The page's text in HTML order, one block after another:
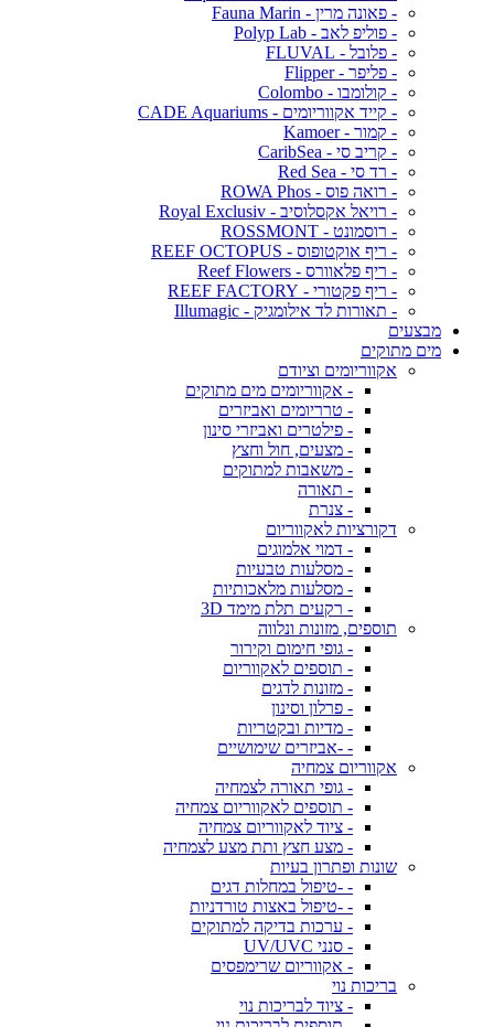
- פאונה מרין - Fauna Marin
- פוליפ לאב - Polyp Lab
- פלובל - FLUVAL
- פליפר - Flipper
- קולומבו - Colombo
- קייד אקווריומים - CADE Aquariums
- קמור - Kamoer
- קריב סי - CaribSea
- רד סי - Red Sea
- רואה פוס - ROWA Phos
- רויאל אקסלוסיב - Royal Exclusiv
- רוסמונט - ROSSMONT
- ריף אוקטופוס - REEF OCTOPUS
- ריף פלאוורס - Reef Flowers
- ריף פקטורי - REEF FACTORY
- תאורות לד אילומגיק - Illumagic
מבצעים
מים מתוקים
אקווריומים וציודם
- אקווריומים מים מתוקים
- טרריומים ואביזרים
- פילטרים ואביזרי סינון
- מצעים, חול וחצץ
- משאבות למתוקים
- תאורה
- צנרת
דקורציות לאקווריום
- דמוי אלמוגים
- מסלעות טבעיות
- מסלעות מלאכותיות
- רקעים תלת מימד 3D
תוספים, מזונות ונלווה
- גופי חימום וקירור
- תוספים לאקווריום
- מזונות לדגים
- פרלון וסינון
- מדיות ובקטריות
- -אביזרים שימושיים
אקווריום צמחיה
- גופי תאורה לצמחיה
- תוספים לאקווריום צמחיה
- ציוד לאקווריום צמחיה
- מצע חצץ ותת מצע לצמחיה
שונות ופתרון בעיות
- -טיפול במחלות דגים
- -טיפול באצות טורדניות
- ערכות בדיקה למתוקים
- סנני UV/UVC
- אקווריום שרימפסים
בריכות נוי
- ציוד לבריכות נוי